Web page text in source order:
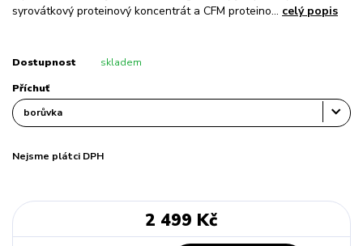
syrovátkový proteinový koncentrát a CFM proteino... celý popis
Dostupnost skladem
Příchuť
Nejsme plátci DPH
2 499 Kč